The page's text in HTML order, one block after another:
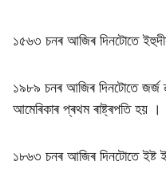
১৫৬৩ চনৰ আজিৰ দিনটোতে
১৯৮৯ চনৰ আজিৰ দিনটোতে জৰ্জ
আমেৰিকাৰ প্ৰথম ৰাষ্ট্ৰপতি হয় ।
১৮৬৩ চনৰ আজিৰ দিনটোতে ইষ্ট